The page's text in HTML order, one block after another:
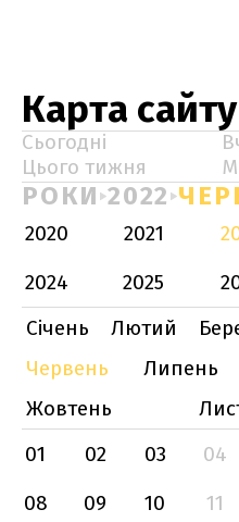
Карта сайту
Сьогодні
Цього тижня
РОКИ 2022
2020 2021
2024
2025
Січень
Лютий
Червень
Липень
Жовтень
01
02 03 04
08
09 10 11